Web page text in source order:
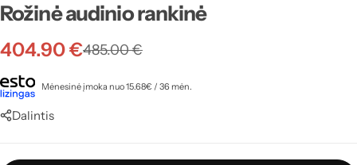
Rožinė audinio rankinė
485.00€
404.90€
Mėnesinė įmoka nuo 15.68€ / 36 mėn.
Dalintis